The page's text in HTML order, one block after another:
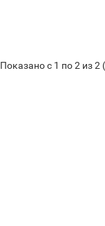
Показано с 1 по 2 из 2